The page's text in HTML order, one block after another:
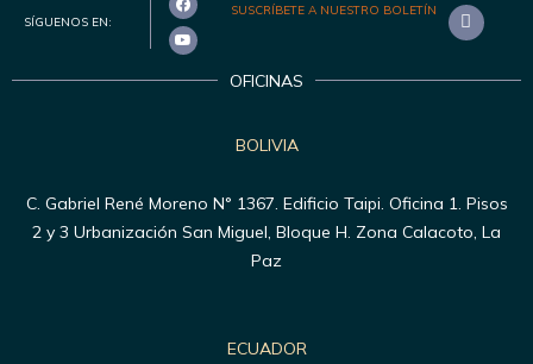
SÍGUENOS EN:
SUSCRÍBETE A NUESTRO BOLETÍN
OFICINAS
BOLIVIA
C. Gabriel René Moreno N° 1367. Edificio Taipi. Oficina 1. Pisos
2 y 3 Urbanización San Miguel, Bloque H. Zona Calacoto, La
Paz
ECUADOR